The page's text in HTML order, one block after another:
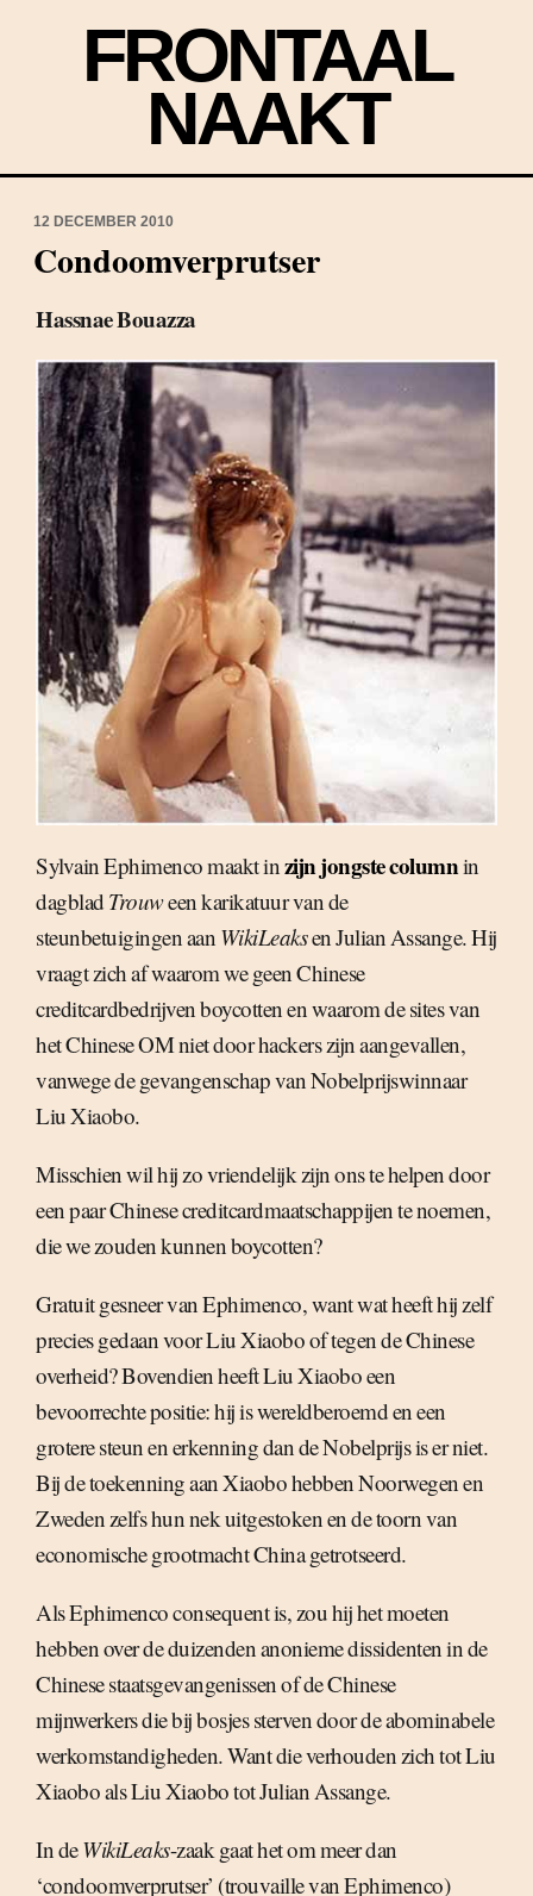
FRONTAAL
NAAKT
12 DECEMBER 2010
Condoomverprutser
Hassnae Bouazza
Sylvain Ephimenco maakt inzijn jongste columnin
dagblad Trouween karikatuur van de
steunbetuigingen aan WikiLeaksen Julian Assange. Hij
vraagt zich af waarom we geen Chinese
creditcardbedrijven boycotten en waarom de sites van
het Chinese OM niet door hackers zijn aangevallen,
vanwege de gevangenschap van Nobelprijswinnaar
Liu Xiaobo.
Misschien wil hij zo vriendelijk zijn ons te helpen door
een paar Chinese creditcardmaatschappijen te noemen,
die we zouden kunnen boycotten?
Gratuit gesneer van Ephimenco, want wat heeft hij zelf
precies gedaan voor Liu Xiaobo of tegen de Chinese
overheid? Bovendien heeft Liu Xiaobo een
bevoorrechte positie: hij is wereldberoemd en een
grotere steun en erkenning dan de Nobelprijs is er niet.
Bij de toekenning aan Xiaobo hebben Noorwegen en
Zweden zelfs hun nek uitgestoken en de toorn van
economische grootmacht China getrotseerd.
Als Ephimenco consequent is, zou hij het moeten
hebben over de duizenden anonieme dissidenten in de
Chinese staatsgevangenissen of de Chinese
mijnwerkers die bij bosjes sterven door de abominabele
werkomstandigheden. Want die verhouden zich tot Liu
Xiaobo als Liu Xiaobo tot Julian Assange.
In deWikiLeaks-zaak gaat het om meer dan
‘condoomverprutser’ (trouvaille van Ephimenco)